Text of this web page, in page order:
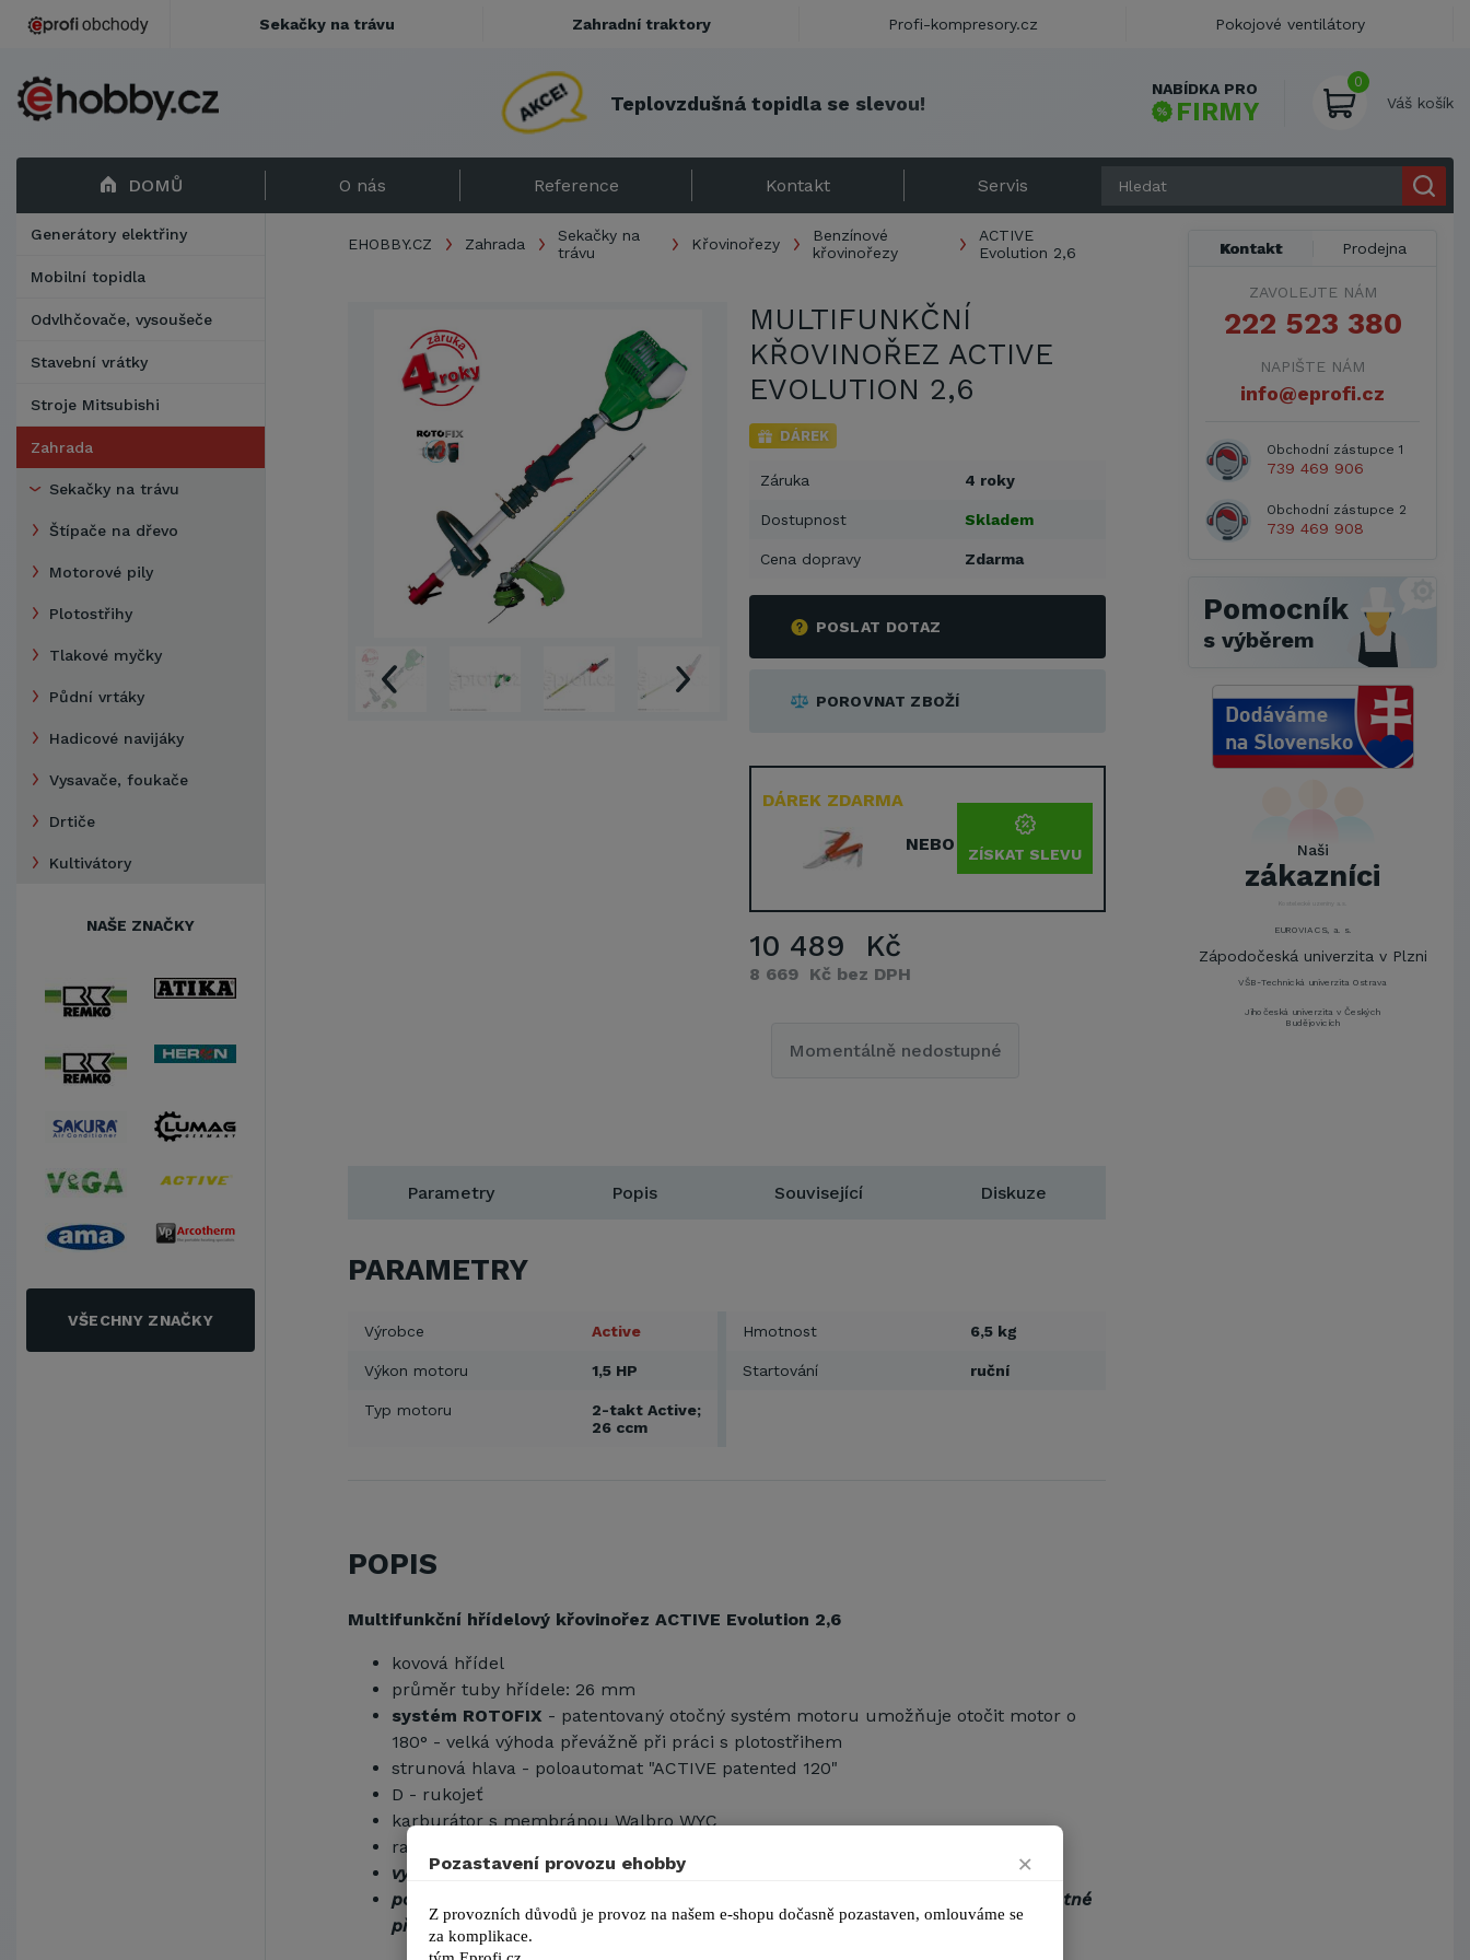
Teplovzdušná topidla se slevou!
NABÍDKA PRO
FIRMY
0
Váš košík
DOMŮ O nás Reference Kontakt Servis
Generátory elektřiny
Mobilní topidla
Odvlhčovače, vysoušeče
Stavební vrátky
Stroje Mitsubishi
Zahrada
Sekačky na trávu
Štípače na dřevo
Motorové pily
Plotostřihy
Tlakové myčky
Půdní vrtáky
Hadicové navijáky
Vysavače, foukače
Drtiče
Kultivátory
NAŠE ZNAČKY
VŠECHNY ZNAČKY
EHOBBY.CZ Zahrada
Sekačky na
trávu
Křovinořezy
Benzínové
křovinořezy
ACTIVE
Evolution 2,6
MULTIFUNKČNÍ
KŘOVINOŘEZ ACTIVE
EVOLUTION 2,6
DÁREK
Záruka 4 roky
Dostupnost Skladem
Cena dopravy Zdarma
POSLAT DOTAZ
POROVNAT ZBOŽÍ
DÁREK ZDARMA
NEBO ZÍSKAT SLEVU
10 489 Kč
8 669 Kč bez DPH
Momentálně nedostupné
Parametry Popis Související Diskuze
PARAMETRY
Výrobce Active Hmotnost 6,5 kg
Výkon motoru 1,5 HP Startování ruční
Typ motoru
2-takt Active;
26 ccm
POPIS
Multifunkční hřídelový křovinořez ACTIVE Evolution 2,6
kovová hřídel
průměr tuby hřídele: 26 mm
systém ROTOFIX - patentovaný otočný systém motoru umožňuje otočit motor o
180° - velká výhoda převážně při práci s plotostřihem
strunová hlava - poloautomat "ACTIVE patented 120"
D - rukojeť
karburátor s membránou Walbro WYC
ramenní popruh
vyžínač ACTIVE AD 120 v základní výbavě (cena: 2.397,- Kč + DPH)
pomocí půlené hřídele je možné k základnímu tělesu připojit další nástroje
(nutné
přiobjednat, uvedené ceny nezahrnují DPH):
Kontakt Prodejna
ZAVOLEJTE NÁM
222 523 380
NAPIŠTE NÁM
info@eprofi.cz
Obchodní zástupce 1
739 469 906
Obchodní zástupce 2
739 469 908
Pomocník
s výběrem
Naši
zákazníci
Arcibiskupství pražské
Kostelecké uzeniny a.s.
EUROVIA CS, a. s.
Zápodočeská univerzita v Plzni
VŠB-Technická univerzita Ostrava
Metrostav a.s.
Sekačky na trávu Zahradní traktory Profi-kompresory.cz Pokojové ventilátory
Pozastavení provozu ehobby ×
Z provozních důvodů je provoz na našem e-shopu dočasně pozastaven, omlouváme se
za komplikace.